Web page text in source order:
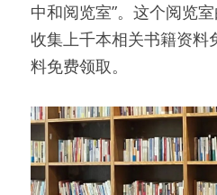
中和阅览室”。这个阅览
收集上千本相关书籍资料
料免费领取。